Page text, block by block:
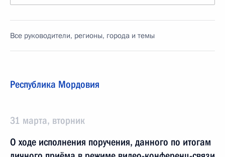
Все руководители, регионы, города и темы
Республика Мордовия
31 марта, вторник
О ходе исполнения поручения, данного по итогам